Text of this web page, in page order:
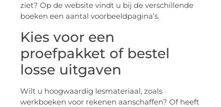
ziet? Op de website vindt u bij de verschillende
boeken een aantal voorbeeldpagina’s.
Kies voor een
proefpakket of bestel
losse uitgaven
Wilt u hoogwaardig lesmateriaal, zoals
werkboeken voor rekenen aanschaffen? Of heeft